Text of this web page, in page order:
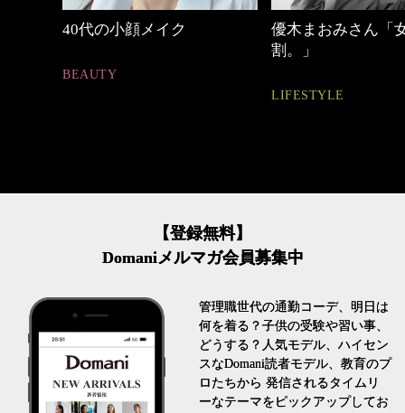
40代の小顔メイク
BEAUTY
優木まおみさん「
割。」
LIFESTYLE
【登録無料】
Domaniメルマガ会員募集中
管理職世代の通勤コーデ、明日は
何を着る？子供の受験や習い事、
どうする？人気モデル、ハイセン
スなDomani読者モデル、教育のプ
ロたちから 発信されるタイムリ
ーなテーマをピックアップしてお